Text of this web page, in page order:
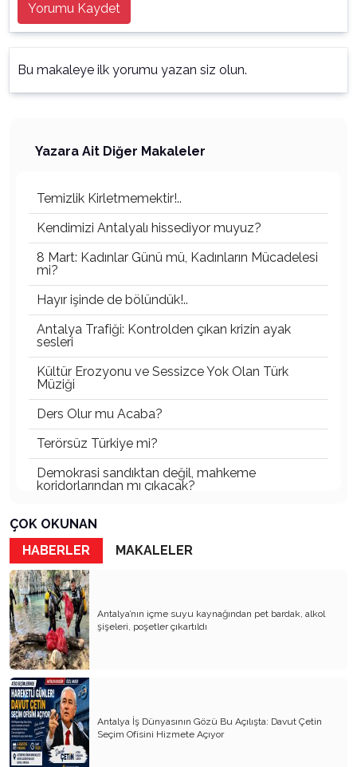
Yorumu Kaydet
Bu makaleye ilk yorumu yazan siz olun.
Yazara Ait Diğer Makaleler
Temizlik Kirletmemektir!..
Kendimizi Antalyalı hissediyor muyuz?
8 Mart: Kadınlar Günü mü, Kadınların Mücadelesi
mi?
Hayır işinde de bölündük!..
Antalya Trafiği: Kontrolden çıkan krizin ayak
sesleri
Kültür Erozyonu ve Sessizce Yok Olan Türk
Müziği
Ders Olur mu Acaba?
Terörsüz Türkiye mi?
Demokrasi sandıktan değil, mahkeme
koridorlarından mı çıkacak?
Gazetecinin kaderi!..
Turizmde Herşey Dahil Sistemi tartışılmalı
MB Başkanı ve Şimşek’e
Padişahın Vergi Deneyi!..
Erdoğan ve Özel’e açık mektup!..
Bahçeli siyasetin zirvesine oturdu!..
Artık yeter!.. Başka Antalya yok!..
Milli Eğitim cemaatlere mi teslim ediliyor?
Liyakatın Gözyaşları!..
ÇOK OKUNAN
HABERLER
MAKALELER
Antalya’nın içme suyu kaynağından pet bardak, alkol
şişeleri, poşetler çıkartıldı
Antalya İş Dünyasının Gözü Bu Açılışta: Davut Çetin
Seçim Ofisini Hizmete Açıyor